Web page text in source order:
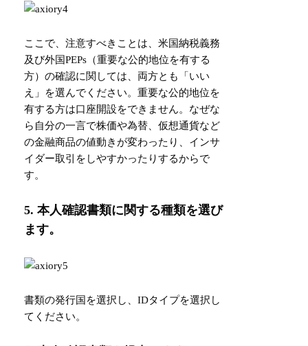
ここで、注意すべきことは、米国納税義務
及び外国PEPs（重要な公的地位を有する
方）の確認に関しては、両方とも「いい
え」を選んでください。重要な公的地位を
有する方は口座開設をできません。なぜな
ら自分の一言で株価や為替、仮想通貨など
の金融商品の値動きが変わったり、インサ
イダー取引をしやすかったりするからで
す。
5. 本人確認書類に関する種類を選び
ます。
書類の発行国を選択し、IDタイプを選択し
てください。